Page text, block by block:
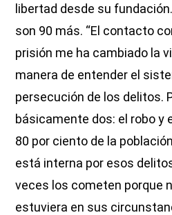
libertad desde su
son 90 más. “El contacto
prisión me ha cambiado la
manera de entender el
persecución de los delitos.
básicamente dos: el robo y
80 por ciento de la
está interna por esos
veces los cometen porque
estuviera en sus